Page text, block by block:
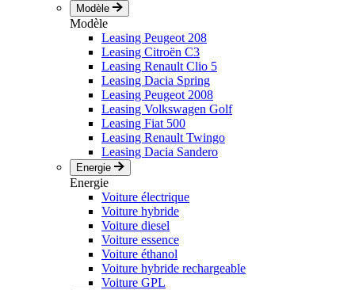
Modèle
Modèle
Leasing Peugeot 208
Leasing Citroën C3
Leasing Renault Clio 5
Leasing Dacia Spring
Leasing Peugeot 2008
Leasing Volkswagen Golf
Leasing Fiat 500
Leasing Renault Twingo
Leasing Dacia Sandero
Energie
Energie
Voiture électrique
Voiture hybride
Voiture diesel
Voiture essence
Voiture éthanol
Voiture hybride rechargeable
Voiture GPL